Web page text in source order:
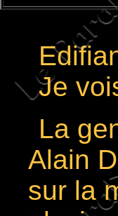
Je vois
La
Alain
sur la